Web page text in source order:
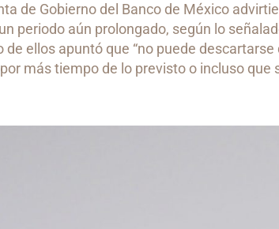
de Gobierno del Banco de México
periodo aún prolongado, según lo
de ellos apuntó que “no puede
más tiempo de lo previsto o incluso que